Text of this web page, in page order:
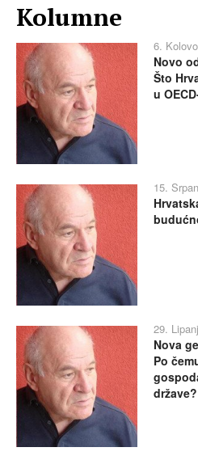
Kolumne
6.
Novo
Što
u
15.
29.
Nova
Po
države?